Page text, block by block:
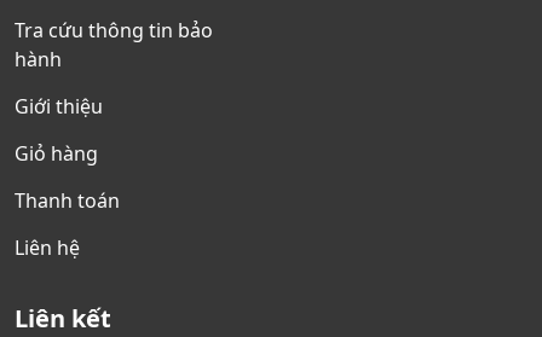
Tra cứu thông tin bảo
hành
Giới thiệu
Giỏ hàng
Thanh toán
Liên hệ
Liên kết